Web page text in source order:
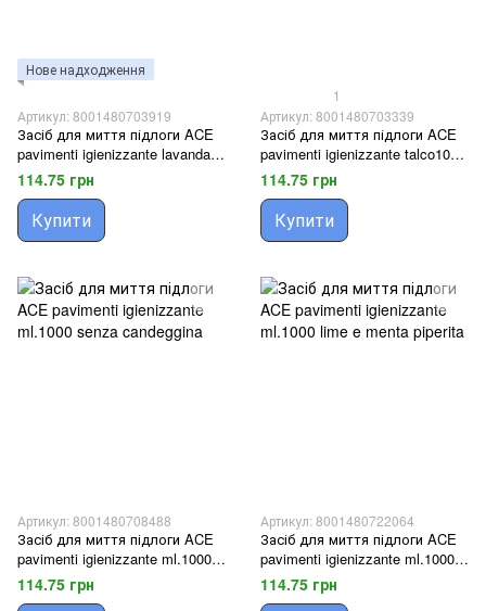
Нове надходження
Артикул: 8001480703919
Засіб для миття підлоги ACE
pavimenti igienizzante lavanda
1000 мл.
114.75 грн
Купити
1
Артикул: 8001480703339
Засіб для миття підлоги ACE
pavimenti igienizzante talco1000
мл.
114.75 грн
Купити
Артикул: 8001480708488
Засіб для миття підлоги ACE
pavimenti igienizzante ml.1000
senza candeggina
114.75 грн
Артикул: 8001480722064
Засіб для миття підлоги ACE
pavimenti igienizzante ml.1000
lime e menta piperita
114.75 грн